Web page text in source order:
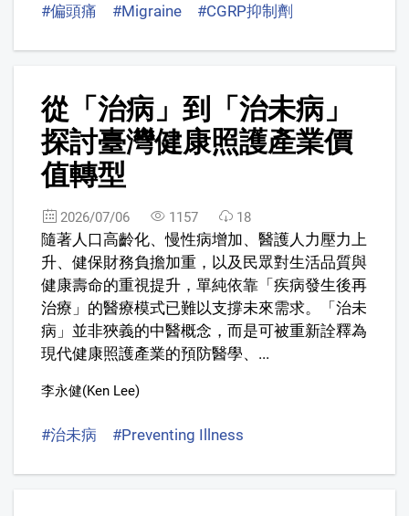
#偏頭痛 #Migraine #CGRP抑制劑
從「治病」到「治未病」
探討臺灣健康照護產業價
值轉型
2026/07/06 1157 18
隨著人口高齡化、慢性病增加、醫護人力壓力上
升、健保財務負擔加重，以及民眾對生活品質與
健康壽命的重視提升，單純依靠「疾病發生後再
治療」的醫療模式已難以支撐未來需求。「治未
病」並非狹義的中醫概念，而是可被重新詮釋為
現代健康照護產業的預防醫學、...
李永健(Ken Lee)
#治未病 #Preventing Illness